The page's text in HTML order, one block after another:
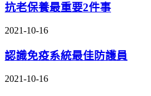
抗老保養最重要2件事
2021-10-16
認識免疫系統最佳防護員
2021-10-16